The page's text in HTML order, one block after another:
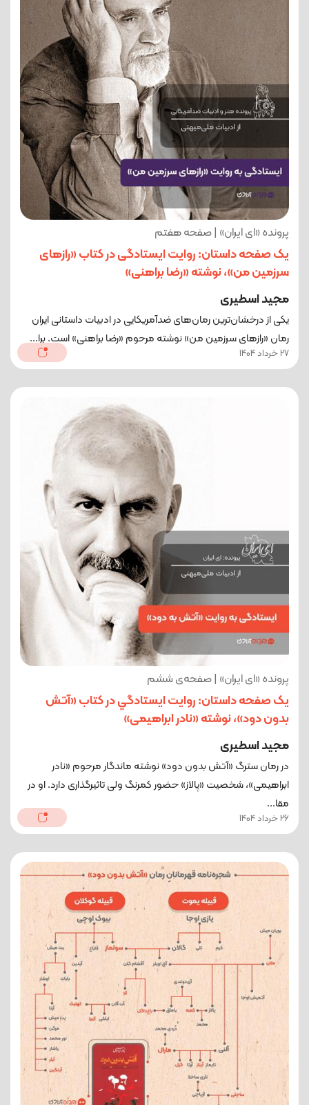
پرونده «ای ایران» | صفحه هفتم
یک صفحه داستان: روایت ایستادگی در کتاب «رازهای
سرزمین من»، نوشته «رضا براهنی»
مجید اسطیری
يکی از درخشان‌ترین رمان‌های ضدآمریکایی در ادبیات داستانی ایران
رمان «رازهای سرزمین من» نوشته مرحوم «رضا براهنی» است. برا...
27 خرداد 1404
پرونده «ای ایران» | صفحه‌ی ششم
یک صفحه داستان: روایت ايستادگي در کتاب «آتش
بدون دود»، نوشته «نادر ابراهیمی»
مجید اسطیری
در رمان سترگ «آتش بدون دود» نوشته ماندگار مرحوم «نادر
ابراهیمی»، شخصیت «پالاز» حضور کمرنگ ولی تاثیرگذاری دارد. او در
مقا...
26 خرداد 1404